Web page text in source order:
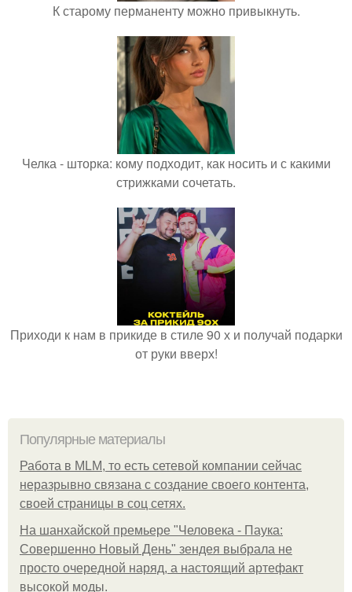
К старому перманенту можно привыкнуть.
Челка - шторка: кому подходит, как носить и с какими
стрижками сочетать.
Приходи к нам в прикиде в стиле 90 х и получай подарки
от руки вверх!
Популярные материалы
Работа в MLM, то есть сетевой компании сейчас
неразрывно связана с создание своего контента,
своей страницы в соц сетях.
На шанхайской премьере "Человека - Паука:
Совершенно Новый День" зендея выбрала не
просто очередной наряд, а настоящий артефакт
высокой моды.